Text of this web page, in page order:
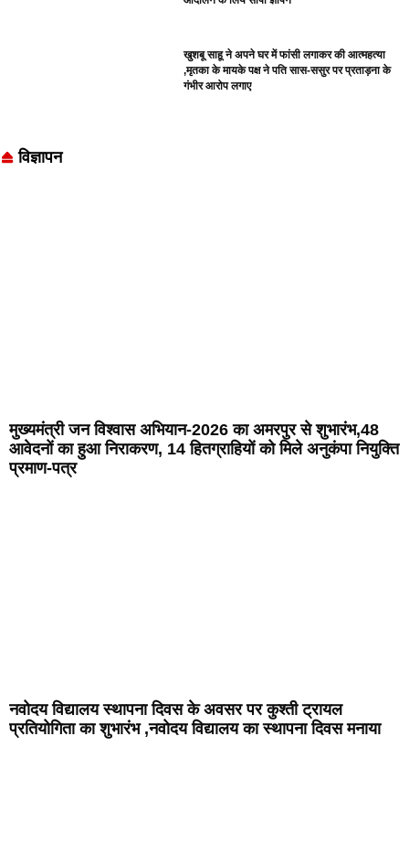
खुशबू साहू ने अपने घर में फांसी लगाकर की आत्महत्या
,मृतका के मायके पक्ष ने पति सास-ससुर पर प्रताड़ना के
गंभीर आरोप लगाए
विज्ञापन
मुख्यमंत्री जन विश्वास अभियान-2026 का अमरपुर से शुभारंभ,48
आवेदनों का हुआ निराकरण, 14 हितग्राहियों को मिले अनुकंपा नियुक्ति
प्रमाण-पत्र
नवोदय विद्यालय स्थापना दिवस के अवसर पर कुश्ती ट्रायल
प्रतियोगिता का शुभारंभ ,नवोदय विद्यालय का स्थापना दिवस मनाया